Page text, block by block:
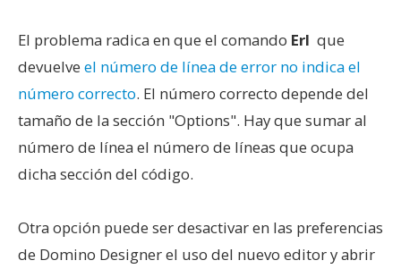
El problema radica en que el comando Erl que
devuelve el número de línea de error no indica el
número correcto. El número correcto depende del
tamaño de la sección "Options". Hay que sumar al
número de línea el número de líneas que ocupa
dicha sección del código.
Otra opción puede ser desactivar en las preferencias
de Domino Designer el uso del nuevo editor y abrir